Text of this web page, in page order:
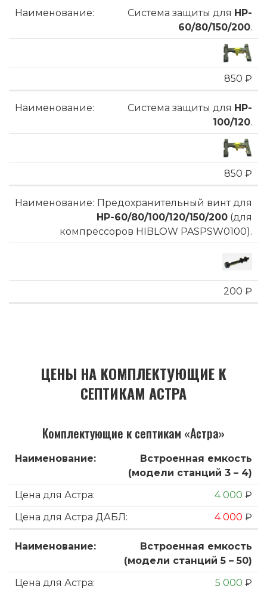
Система защиты для HP-
60/80/150/200.
850 ₽
Система защиты для HP-
100/120.
850 ₽
Предохранительный винт для
HP-60/80/100/120/150/200 (для
компрессоров HIBLOW PASPSW0100).
200 ₽
ЦЕНЫ НА КОМПЛЕКТУЮЩИЕ К
СЕПТИКАМ АСТРА
Комплектующие к септикам «Астра»
Встроенная емкость
(модели станций 3 – 4)
4 000 ₽
4 000 ₽
Встроенная емкость
(модели станций 5 – 50)
5 000 ₽